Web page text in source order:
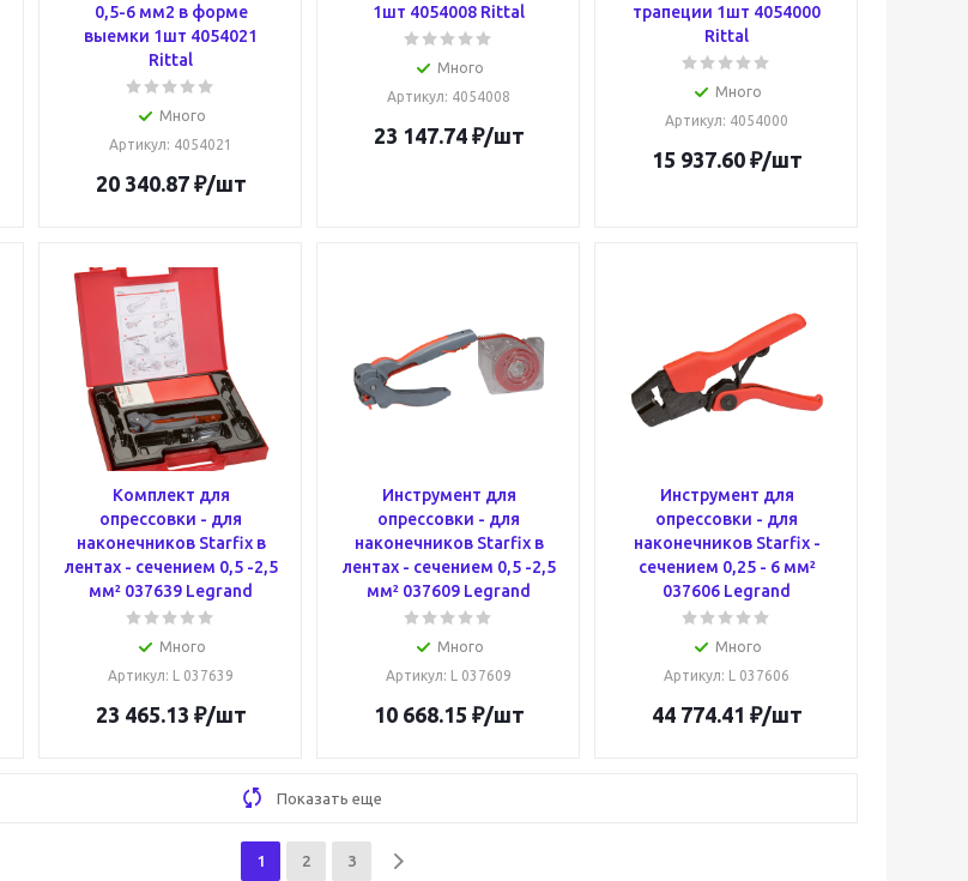
0,5-6 мм2 в форме
выемки 1шт 4054021
Rittal
Много
Артикул: 4054021
20 340.87₽/шт
1шт 4054008 Rittal
Много
Артикул: 4054008
23 147.74₽/шт
трапеции 1шт 4054000
Rittal
Много
Артикул: 4054000
15 937.60₽/шт
Комплект для
опрессовки - для
наконечников Starfix в
лентах - сечением 0,5 -2,5
мм² 037639 Legrand
Много
Артикул: L 037639
23 465.13 ₽/шт
Инструмент для
опрессовки - для
наконечников Starfix в
лентах - сечением 0,5 -2,5
мм² 037609 Legrand
Много
Артикул: L 037609
10 668.15 ₽/шт
Инструмент для
опрессовки - для
наконечников Starfix -
сечением 0,25 - 6 мм²
037606 Legrand
Много
Артикул: L 037606
44 774.41 ₽/шт
Показать еще
1 2 3